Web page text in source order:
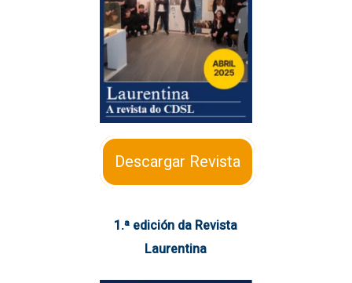
Descargar Revista
1.ª edición da Revista
Laurentina